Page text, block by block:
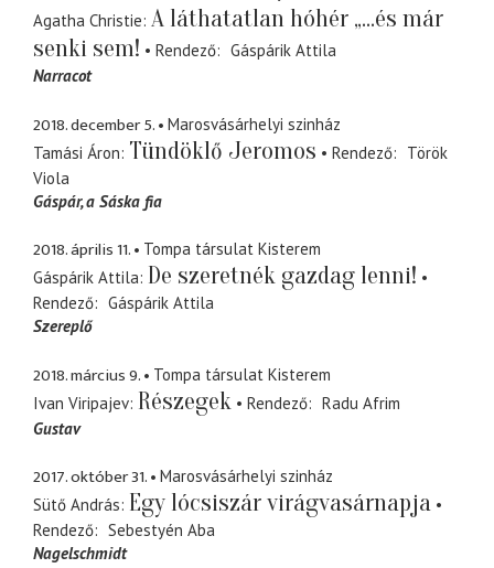
Agatha Christie A láthatatlan hóhér „...és már
senki sem!
Rendező
Gáspárik Attila
Narracot
2018. december 5.
Marosvásárhelyi szinház
Tamási Áron Tündöklő Jeromos Rendező
Török
Viola
Gáspár a Sáska fia
2018. április 11.
Tompa társulat Kisterem
Gáspárik Attila De szeretnék gazdag lenni!
Rendező
Gáspárik Attila
Szereplő
2018. március 9.
Tompa társulat Kisterem
Ivan Viripajev Részegek Rendező
Radu Afrim
Gustav
2017. október 31.
Marosvásárhelyi szinház
Sütő András Egy lócsiszár virágvasárnapja
Rendező
Sebestyén Aba
Nagelschmidt